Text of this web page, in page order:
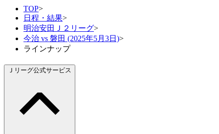
TOP>
日程・結果>
明治安田Ｊ２リーグ>
今治 vs 磐田 (2025年5月3日)>
ラインナップ
Ｊリーグ公式サービス